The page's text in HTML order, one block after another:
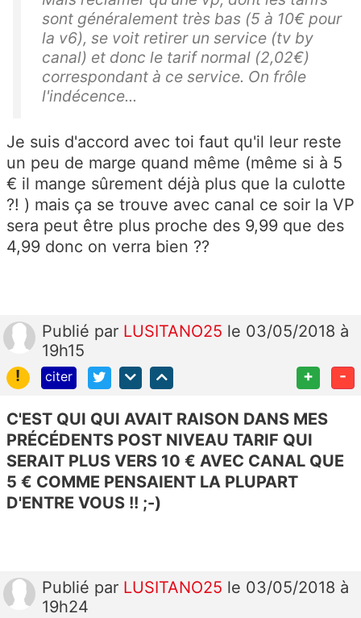
sont généralement très bas (5 à 10€ pour
la v6), se voit retirer un service (tv by
canal) et donc le tarif normal (2,02€)
correspondant à ce service. On frôle
l'indécence...
Je suis d'accord avec toi faut qu'il leur reste
un peu de marge quand même (même si à 5
€ il mange sûrement déjà plus que la culotte
?! ) mais ça se trouve avec canal ce soir la VP
sera peut être plus proche des 9,99 que des
4,99 donc on verra bien ??
Publié par LUSITANO25 le 03/05/2018 à
19h15
!
citer + -
C'EST QUI QUI AVAIT RAISON DANS MES
PRÉCÉDENTS POST NIVEAU TARIF QUI
SERAIT PLUS VERS 10 € AVEC CANAL QUE
5 € COMME PENSAIENT LA PLUPART
D'ENTRE VOUS !! ;-)
Publié par LUSITANO25 le 03/05/2018 à
19h24